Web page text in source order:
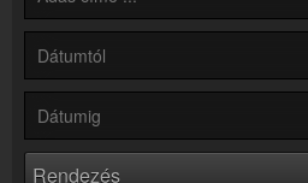
Hírek
Rádió 1 kapcsolatos hírek
Kapcsolat
Írj nekünk!
Partnerek
Rádiós partnerek